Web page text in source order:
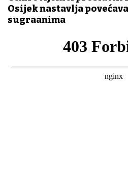
Osijek nastavlja
sugrađanima